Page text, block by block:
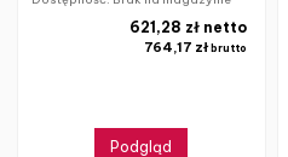
764,17 złbrutto
621,28 zł netto
Podgląd